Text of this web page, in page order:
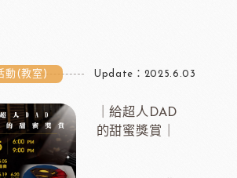
動(教室) Update：2025.6.03
｜給超人DAD
的甜蜜獎賞｜